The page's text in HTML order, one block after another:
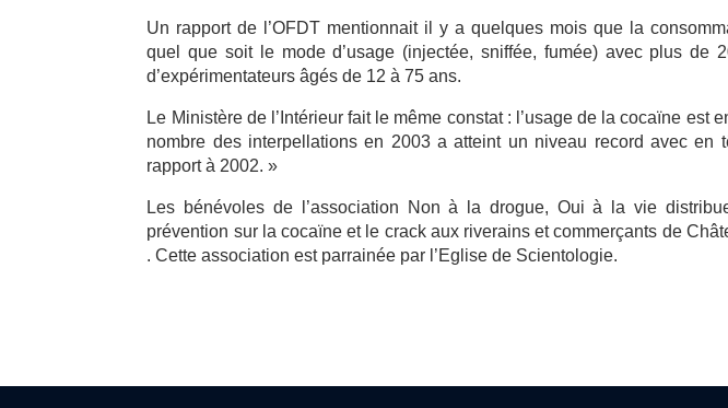
Un rapport de l’OFDT mentionnait il y a quelques mois que la
quel que soit le mode d’usage (injectée, sniffée, fumée) avec plus de
d’expérimentateurs âgés de 12 à 75 ans.
Le Ministère de l’Intérieur fait le même constat : l’usage de la cocaïne est
nombre des interpellations en 2003 a atteint un niveau record avec en
rapport à 2002. »
Les bénévoles de l’association Non à la drogue, Oui à la vie
prévention sur la cocaïne et le crack aux riverains et commerçants de
. Cette association est parrainée par l’Eglise de Scientologie.